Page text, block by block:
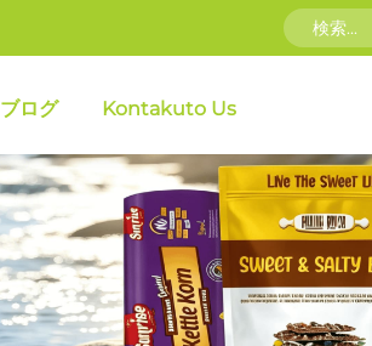
ブログ Kontakuto Us